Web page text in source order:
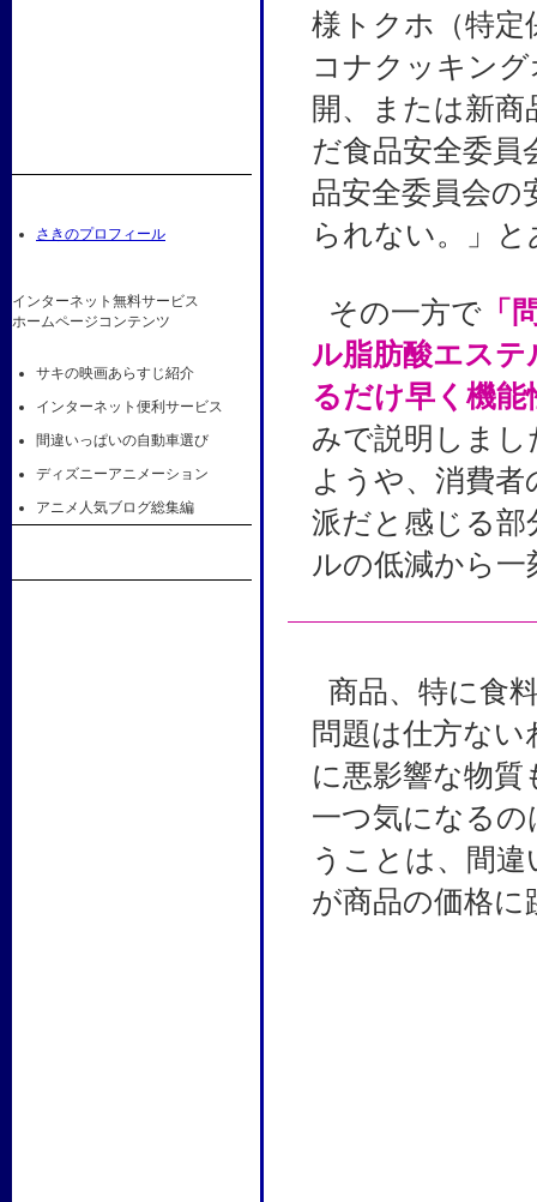
さきのプロフィール
インターネット無料サービス
ホームページコンテンツ
サキの映画あらすじ紹介
インターネット便利サービス
間違いっぱいの自動車選び
ディズニーアニメーション
アニメ人気ブログ総集編
様トクホ（特定
コナクッキン
開、または新
だ食品安全委員
品安全委員会
られない。」
その一方で 「
ル脂肪酸エス
るだけ早く機
みで説明しま
ようや、消費
派だと感じる
ルの低減から
商品、特に食
問題は仕方な
に悪影響な物
一つ気になる
うことは、間
が商品の価格